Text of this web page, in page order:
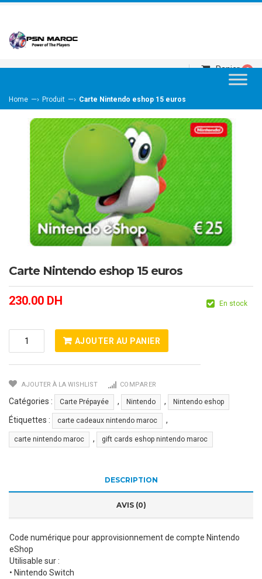
Panier 0
Home —› Produit —› Carte Nintendo eshop 15 euros
Carte Nintendo eshop 15 euros
230.00 DH En stock
Quantité
De
Carte
Eshop
15
Euros
AJOUTER AU PANIER
AJOUTER À LA WISHLIST COMPARER
Catégories : Carte Prépayée , Nintendo , Nintendo eshop
Étiquettes : carte cadeaux nintendo maroc ,
carte nintendo maroc , gift cards eshop nintendo maroc
DESCRIPTION
AVIS (0)
Code numérique pour approvisionnement de compte Nintendo
eShop
Utilisable sur :
• Nintendo Switch